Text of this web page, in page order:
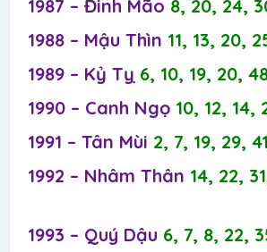
1987 – Đinh Mão 8, 20, 24,
1988 – Mậu Thìn 11, 13, 20,
1989 – Kỷ Tỵ 6, 10, 19, 20,
1990 – Canh Ngọ 10, 12, 14,
1991 – Tân Mùi 2, 7, 19, 29,
1992 – Nhâm Thân 14, 22,
1993 – Quý Dậu 6, 7, 8, 22,